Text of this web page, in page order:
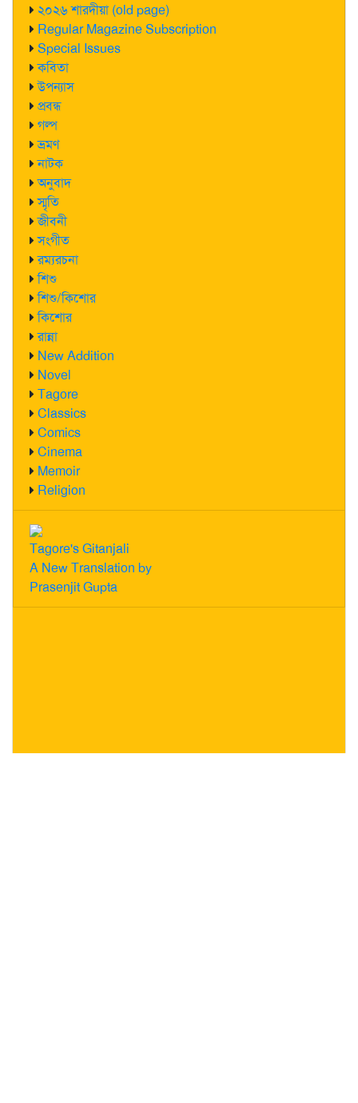
২০২৬ শারদীয়া (old page)
Regular Magazine Subscription
Special Issues
কবিতা
উপন্যাস
প্রবন্ধ
গল্প
ভ্রমণ
নাটক
অনুবাদ
স্মৃতি
জীবনী
সংগীত
রম্যরচনা
শিশু
শিশু/কিশোর
কিশোর
রান্না
New Addition
Novel
Tagore
Classics
Comics
Cinema
Memoir
Religion
Tagore's Gitanjali
A New Translation by
Prasenjit Gupta